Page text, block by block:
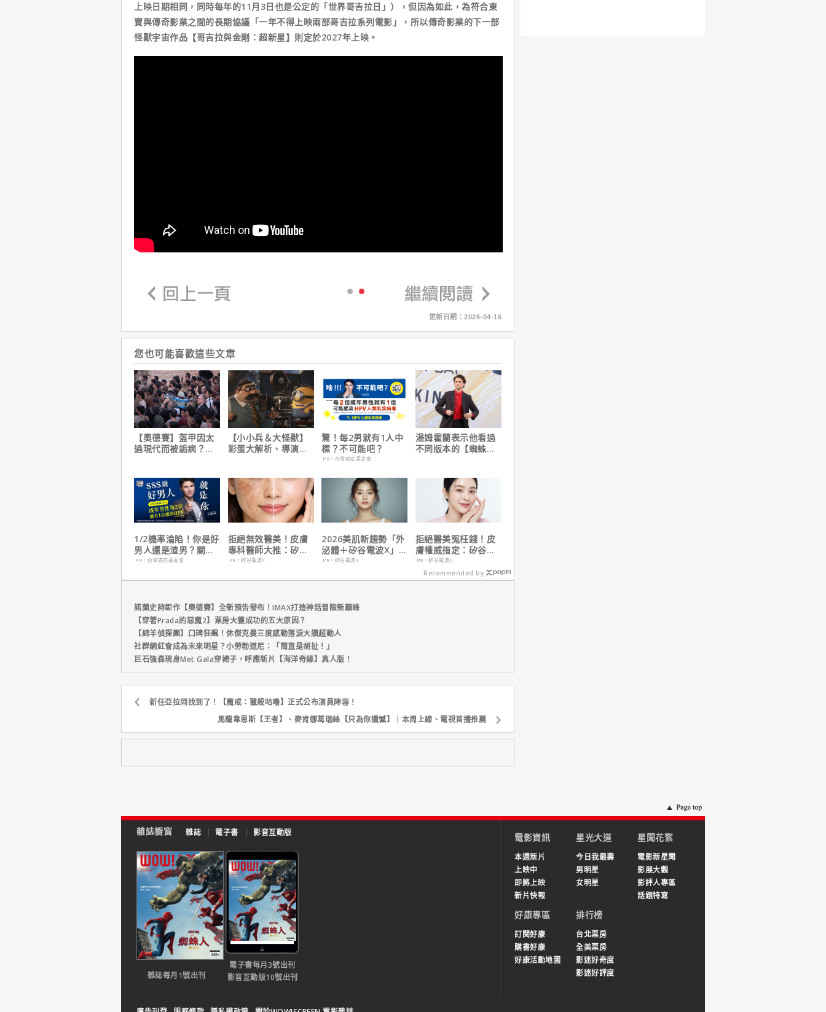
上映日期相同，同時每年的11月3日也是公定的「世界哥吉拉日」），但因為如此，為符合東
寶與傳奇影業之間的長期協議「一年不得上映兩部哥吉拉系列電影」，所以傳奇影業的下一部
怪獸宇宙作品【哥吉拉與金剛：超新星】則定於2027年上映。
更新日期：2026-04-16
您也可能喜歡這些文章
【奧德賽】盔甲因太
過現代而被詬病？導
【小小兵＆大怪獸】
彩蛋大解析、導演皮
驚！每2男就有1人中
標？不可能吧？
PR・台灣癌症基金會
湯姆霍蘭表示他看過
不同版本的【蜘蛛
1/2機率淪陷！你是好
男人還是渣男？關鍵
在這
PR・台灣癌症基金會
拒絕無效醫美！皮膚
專科醫師大推：矽谷
電波 X 讓肌膚由內而
PR・矽谷電波X
2026美肌新趨勢「外
泌體＋矽谷電波X」聯
手，開啟高階養膚新
PR・矽谷電波X
拒絕醫美冤枉錢！皮
膚權威指定：矽谷電
波 X 由內而外養出逆
齡好膚質
PR・矽谷電波X
Recommended by
諾蘭史詩鉅作【奧德賽】全新預告發布！IMAX打造神話冒險新巔峰
【穿著Prada的惡魔2】票房大獲成功的五大原因？
【綿羊偵探團】口碑狂飆！休傑克曼三度感動落淚大讚超動人
社群網紅會成為未來明星？小勞勃道尼：「簡直是胡扯！」
巨石強森現身Met Gala穿裙子，呼應新片【海洋奇緣】真人版！
新任亞拉岡找到了！【魔戒：獵殺咕嚕】正式公布演員陣容！
馬龍韋恩斯【王者】、麥肯娜葛瑞絲【只為你遺憾】｜本周上線、電視首播推薦
雜誌櫥窗 雜誌 | 電子書 | 影音互動版
雜誌每月1號出刊
電子書每月3號出刊
影音互動版10號出刊
電影資訊
本週新片
上映中
即將上映
新片快報
星光大道
今日我最壽
男明星
女明星
星聞花絮
電影新星聞
影展大觀
影評人專區
話題特寫
好康專區
訂閱好康
購書好康
好康活動地圖
排行榜
台北票房
全美票房
影迷好奇度
影迷好評度